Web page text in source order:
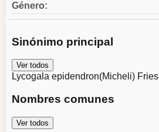
Género:
Sinónimo principal
Ver todos
Lycogala epidendron(Micheli) Fries
Nombres comunes
Ver todos